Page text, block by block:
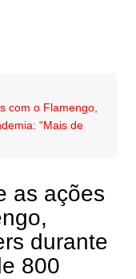
com o Flamengo,
“Mais de
as ações
durante
800